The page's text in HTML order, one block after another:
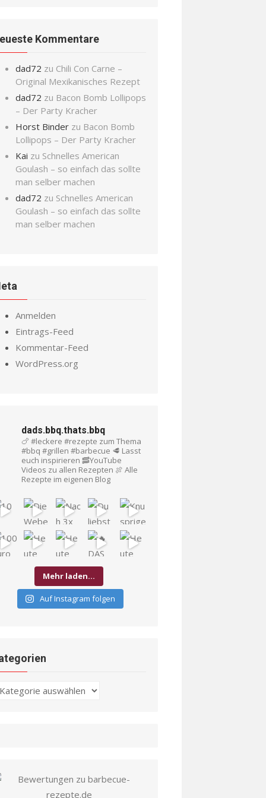
Kommentare
dad72 zu Chili Con Carne –
Original Mexikanisches Rezept
dad72 zu Bacon Bomb Lollipops
– Der Party Kracher
Horst Binder zu Bacon Bomb
Lollipops – Der Party Kracher
Kai zu Schnelles American
Goulash – so einfach das sollte
man selber machen
dad72 zu Schnelles American
Goulash – so einfach das sollte
man selber machen
Anmelden
Eintrags-Feed
Kommentar-Feed
WordPress.org
dads.bbq.thats.bbq
🍗 #leckere #rezepte zum Thema
#bbq #grillen #barbecue 🥩 Lasst
euch inspirieren 🥓YouTube
Videos zu allen Rezepten 🍖 Alle
Rezepte im eigenen Blog
Mehr laden…
Auf Instagram folgen